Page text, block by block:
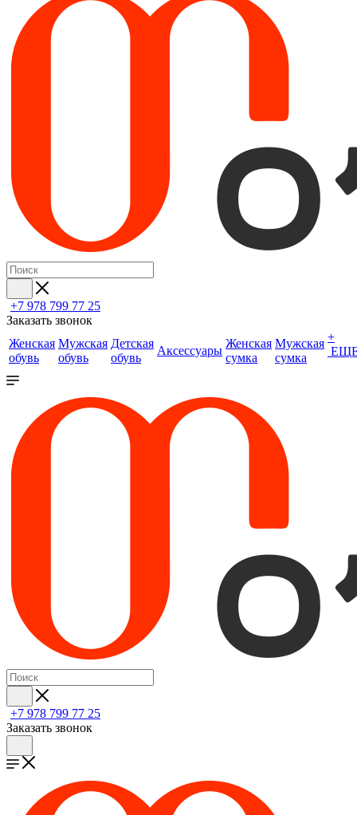
+7 978 799 77 25
Заказать звонок
Женская
обувь
Мужская
обувь
Детская
обувь
Аксессуары
Женская
сумка
Мужская
сумка
+
+7 978 799 77 25
Заказать звонок